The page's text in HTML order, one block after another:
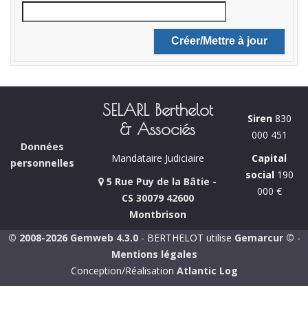
Données
personnelles
SELARL Berthelot
& Associés
Mandataire Judiciaire
5 Rue Puy de la Bâtie -
CS 30079 42600
Montbrison
Siren830
000 451
Capital
social190
000 €
© 2008-2026 Gemweb 4.3.0- BERTHELOT utilise Gemarcur © -
Mentions légales
Conception/Réalisation Atlantic Log